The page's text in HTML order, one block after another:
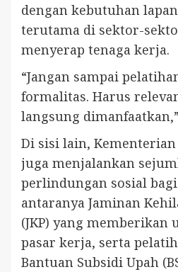
dengan kebutuhan
terutama di sektor-
menyerap tenaga kerja.
“Jangan sampai
formalitas. Harus
langsung
Di sisi lain,
juga menjalankan
perlindungan sosial
antaranya Jaminan
(JKP) yang memberikan
pasar kerja, serta
Bantuan Subsidi Upah